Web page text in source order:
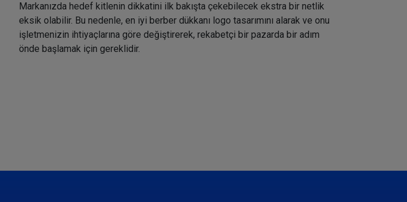
Markanızda hedef kitlenin dikkatini ilk bakışta çekebilecek ekstra bir netlik
eksik olabilir. Bu nedenle, en iyi berber dükkanı logo tasarımını alarak ve onu
işletmenizin ihtiyaçlarına göre değiştirerek, rekabetçi bir pazarda bir adım
önde başlamak için gereklidir.